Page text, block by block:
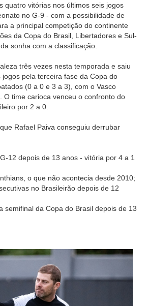
quatro vitórias nos últimos seis jogos
no G-9 - com a possibilidade de
a principal competição do continente
da Copa do Brasil, Libertadores e Sul-
sonha com a classificação.
três vezes nesta temporada e saiu
pela terceira fase da Copa do
(0 a 0 e 3 a 3), com o Vasco
O time carioca venceu o confronto do
por 2 a 0.
Rafael Paiva conseguiu derrubar
12 depois de 13 anos - vitória por 4 a 1
o que não acontecia desde 2010;
no Brasileirão depois de 12
semifinal da Copa do Brasil depois de 13